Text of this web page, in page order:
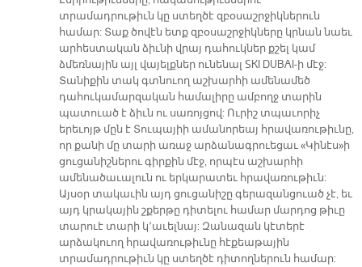
տրամադրութիւն կը ստեղծէ զբօսաշրջիկներուն
համար: Տաք ծովէն ետք զբօսաշրջիկները կրնան նաեւ
արհեստական ձիւնի վրայ դահուկներ քշել կամ
ձմեռնային այլ վայելքներ ունենալ SKI DUBAI-ի մէջ:
Տանիքին տակ գտնուող աշխարհի ամենամեծ
դահուկամարզական համալիրը ամբողջ տարին
պատուած է ձիւն ու սառոյցով: Ուրիշ տպաւորիչ
երեւոյթ մըն է Տուպայիի ամանորեայ հրավառութիւնը,
որ քանի մը տարի առաջ արձանագրուեցաւ «Կինէս»ի
ցուցանիշներու գիրքին մէջ, որպէս աշխարհի
ամենածաւալուն ու երկարատեւ հրավառութիւն:
Այսօր տակաւին այդ ցուցանիշը գերազանցուած չէ, եւ
այդ կրակային շքերթը դիտելու համար մարդոց թիւը
տարուէ տարի կ՚աւելնայ: Զանազան կէտերէ
արձակուող հրավառութիւնը հէքեաթային
տրամադրութիւն կը ստեղծէ դիտողներուն համար: